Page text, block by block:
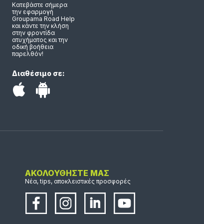
Κατεβάστε σήμερα
την εφαρμογή
Groupama Road Help
και κάντε την κλήση
στην φροντίδα
ατυχήματος και την
οδική βοήθεια
παρελθόν!
Διαθέσιμο σε:
ΑΚΟΛΟΥΘΗΣΤΕ ΜΑΣ
Νέα, tips, αποκλειστικές προσφορές